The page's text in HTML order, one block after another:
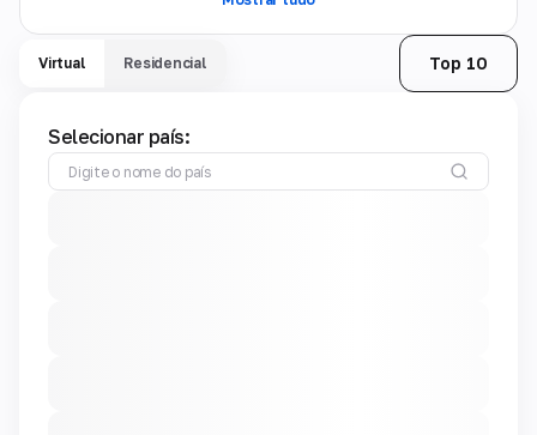
Virtual Residencial Top 10
Selecionar país: